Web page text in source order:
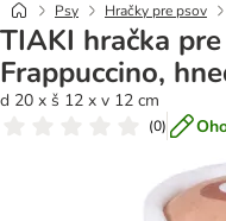
Psy Hračky pre psov
TIAKI hračka
Frappuccino,
d 20 x š 12 x v 12 cm
(0)